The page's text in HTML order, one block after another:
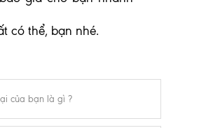
có thể, bạn nhé.